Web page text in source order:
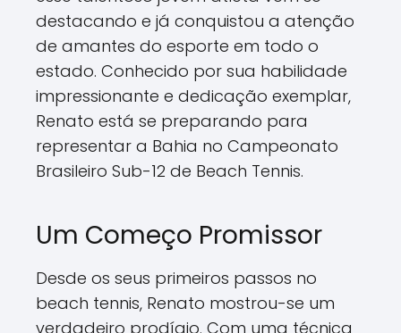
destacando e já conquistou a atenção
de amantes do esporte em todo o
estado. Conhecido por sua habilidade
impressionante e dedicação exemplar,
Renato está se preparando para
representar a Bahia no Campeonato
Brasileiro Sub-12 de Beach Tennis.
Um Começo Promissor
Desde os seus primeiros passos no
beach tennis, Renato mostrou-se um
verdadeiro prodígio. Com uma técnica